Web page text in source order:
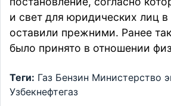
и свет для юридических лиц в
оставили прежними. Ранее
было принято в отношении
Теги: Газ Бензин Министерство
Узбекнефтегаз